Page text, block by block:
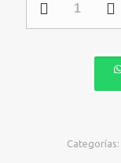
cantidadCategorías: